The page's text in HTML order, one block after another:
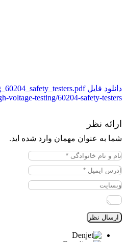
دانلود فایل Whitelegg_60204_safety_testers.pdf
voltage-testing/60204-safety-testers
ارائه نظر
شما به عنوان مهمان وارد شده اید.